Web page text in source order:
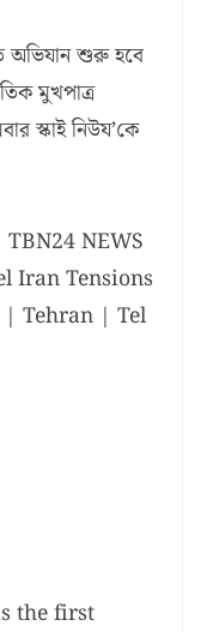
অভিযান শুরু হবে
মুখপাত্র
স্কাই নিউয’কে
| TBN24 NEWS
Iran Tensions
Tehran | Tel
the first